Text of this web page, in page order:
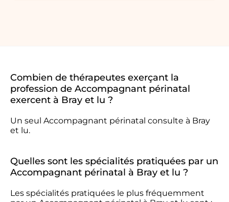
Combien de thérapeutes exerçant la
profession de Accompagnant périnatal
exercent à Bray et lu ?
Un seul Accompagnant périnatal consulte à Bray
et lu.
Quelles sont les spécialités pratiquées par un
Accompagnant périnatal à Bray et lu ?
Les spécialités pratiquées le plus fréquemment